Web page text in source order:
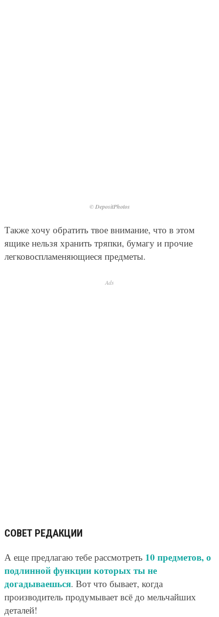
© DepositPhotos
Также хочу обратить твое внимание, что в этом
ящике нельзя хранить тряпки, бумагу и прочие
легковоспламеняющиеся предметы.
Ads
СОВЕТ РЕДАКЦИИ
А еще предлагаю тебе рассмотреть 10 предметов, о
подлинной функции которых ты не
догадываешься. Вот что бывает, когда
производитель продумывает всё до мельчайших
деталей!